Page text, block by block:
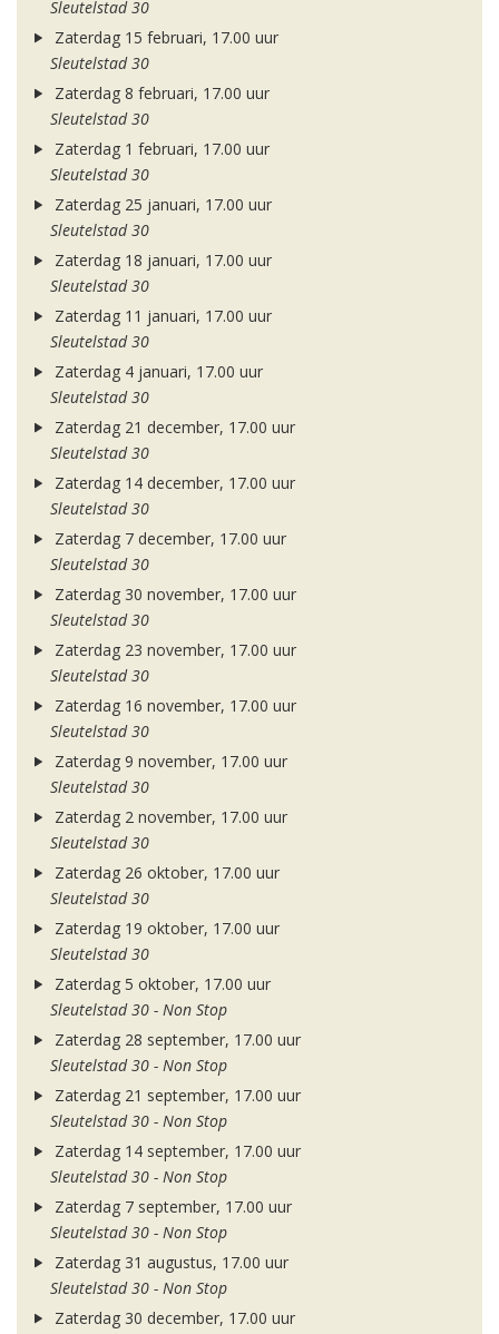
Sleutelstad 30
Zaterdag 15 februari, 17.00 uur
Sleutelstad 30
Zaterdag 8 februari, 17.00 uur
Sleutelstad 30
Zaterdag 1 februari, 17.00 uur
Sleutelstad 30
Zaterdag 25 januari, 17.00 uur
Sleutelstad 30
Zaterdag 18 januari, 17.00 uur
Sleutelstad 30
Zaterdag 11 januari, 17.00 uur
Sleutelstad 30
Zaterdag 4 januari, 17.00 uur
Sleutelstad 30
Zaterdag 21 december, 17.00 uur
Sleutelstad 30
Zaterdag 14 december, 17.00 uur
Sleutelstad 30
Zaterdag 7 december, 17.00 uur
Sleutelstad 30
Zaterdag 30 november, 17.00 uur
Sleutelstad 30
Zaterdag 23 november, 17.00 uur
Sleutelstad 30
Zaterdag 16 november, 17.00 uur
Sleutelstad 30
Zaterdag 9 november, 17.00 uur
Sleutelstad 30
Zaterdag 2 november, 17.00 uur
Sleutelstad 30
Zaterdag 26 oktober, 17.00 uur
Sleutelstad 30
Zaterdag 19 oktober, 17.00 uur
Sleutelstad 30
Zaterdag 5 oktober, 17.00 uur
Sleutelstad 30 - Non Stop
Zaterdag 28 september, 17.00 uur
Sleutelstad 30 - Non Stop
Zaterdag 21 september, 17.00 uur
Sleutelstad 30 - Non Stop
Zaterdag 14 september, 17.00 uur
Sleutelstad 30 - Non Stop
Zaterdag 7 september, 17.00 uur
Sleutelstad 30 - Non Stop
Zaterdag 31 augustus, 17.00 uur
Sleutelstad 30 - Non Stop
Zaterdag 30 december, 17.00 uur